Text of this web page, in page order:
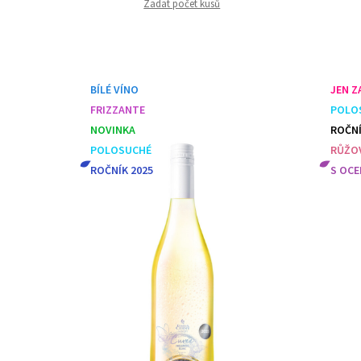
Zadat počet kusů
BÍLÉ VÍNO
FRIZZANTE
NOVINKA
POLOSUCHÉ
ROČNÍK 2025
JEN
S